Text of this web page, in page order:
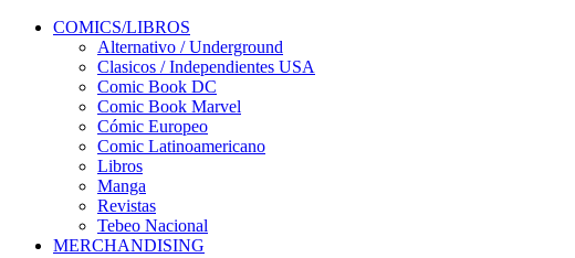
COMICS/LIBROS
Alternativo / Underground
Clasicos / Independientes USA
Comic Book DC
Comic Book Marvel
Cómic Europeo
Comic Latinoamericano
Libros
Manga
Revistas
Tebeo Nacional
MERCHANDISING